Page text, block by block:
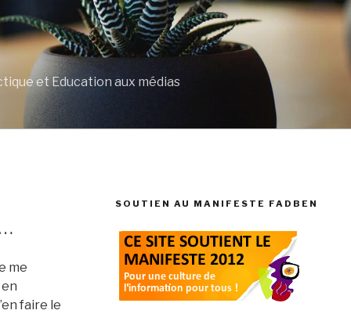
et Education aux médias
me
faire le
SOUTIEN AU MANIFESTE FADBEN